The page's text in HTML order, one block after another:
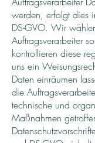
werden, erfolgt dies
DS-GVO. Wir
Auftragsverarbeiter
kontrollieren diese
uns ein
Daten einräumen
die
technische und
Maßnahmen